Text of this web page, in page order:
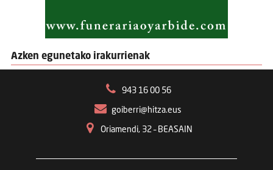
Azken egunetako irakurrienak
943 16 00 56
goiberri@hitza.eus
Oriamendi, 32 – BEASAIN